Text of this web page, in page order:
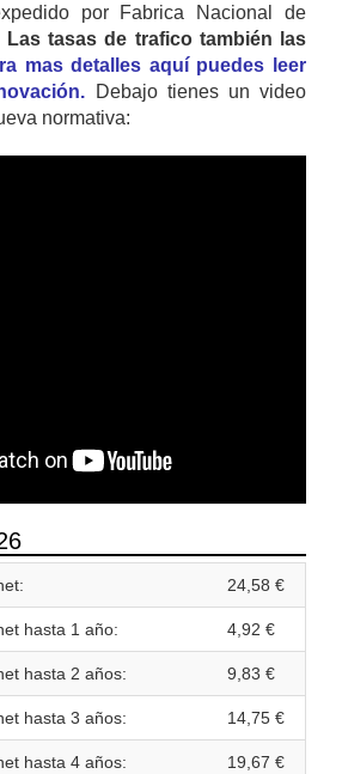
por Fabrica Nacional de
Las tasas de trafico también las
mas detalles aquí puedes leer
Debajo tienes un video
normativa:
24,58 €
hasta 1 año: 4,92 €
hasta 2 años: 9,83 €
hasta 3 años: 14,75 €
hasta 4 años: 19,67 €